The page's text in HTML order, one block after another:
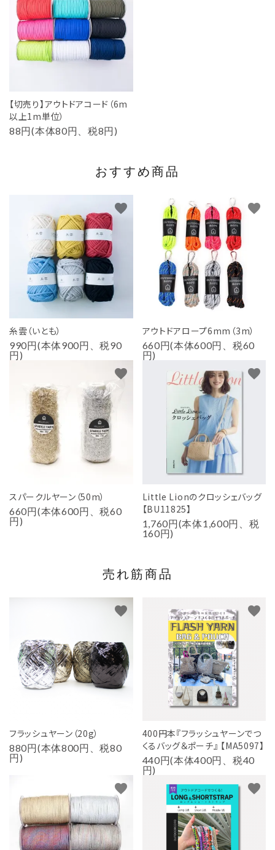
【切売り】アウトドアコード（6m
以上1m単位）
88円(本体80円、税8円)
おすすめ商品
糸雲（いとも）
990円(本体900円、税90
円)
favorite
アウトドアロープ6mm（3m）
660円(本体600円、税60
円)
favorite
スパークルヤーン（50m）
660円(本体600円、税60
円)
favorite
Little Lionのクロッシェバッグ
【BU11825】
1,760円(本体1,600円、税
160円)
favorite
売れ筋商品
フラッシュヤーン（20g）
880円(本体800円、税80
円)
favorite
400円本『フラッシュヤーンでつ
くるバッグ＆ポーチ』 【MA5097】
440円(本体400円、税40
円)
favorite
favorite favorite